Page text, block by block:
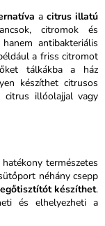
a citrus illatú
citromok és
antibakteriális
a friss citromot
tálkákba a ház
készíthet citrusos
citrus illóolajjal vagy
természetes
néhány csepp
készíthet.
és elhelyezheti a